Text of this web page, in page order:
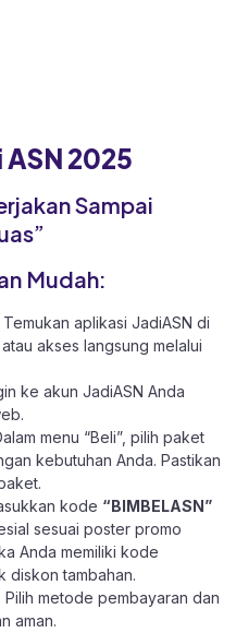
ASN 2025
Sampai
Mudah:
Temukan aplikasi JadiASN di
, atau akses langsung melalui
ke akun JadiASN Anda
menu “Beli”, pilih paket
kebutuhan Anda. Pastikan
kode “BIMBELASN”
sesuai poster promo
Anda memiliki kode
diskon tambahan.
: Pilih metode pembayaran dan
aman.